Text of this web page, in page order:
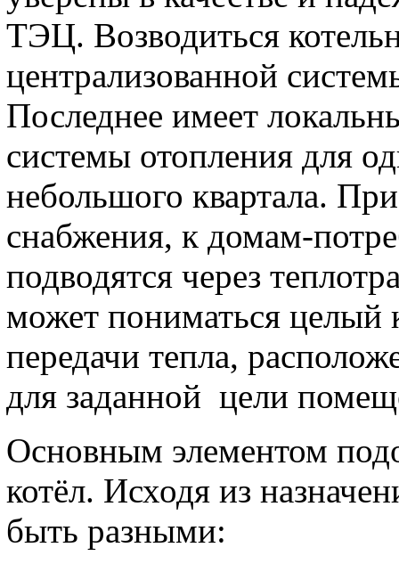
ТЭЦ. Возводиться
централизованной
Последнее имеет
системы отопления для
небольшого квартала.
снабжения, к домам-
подводятся через
может пониматься целый
передачи тепла,
для заданной цели
Основным элементом
котёл. Исходя из
быть разными: